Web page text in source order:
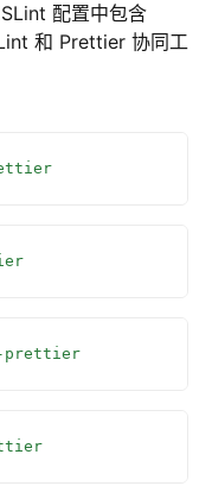
配置中包含
和 Prettier 协同工
prettier